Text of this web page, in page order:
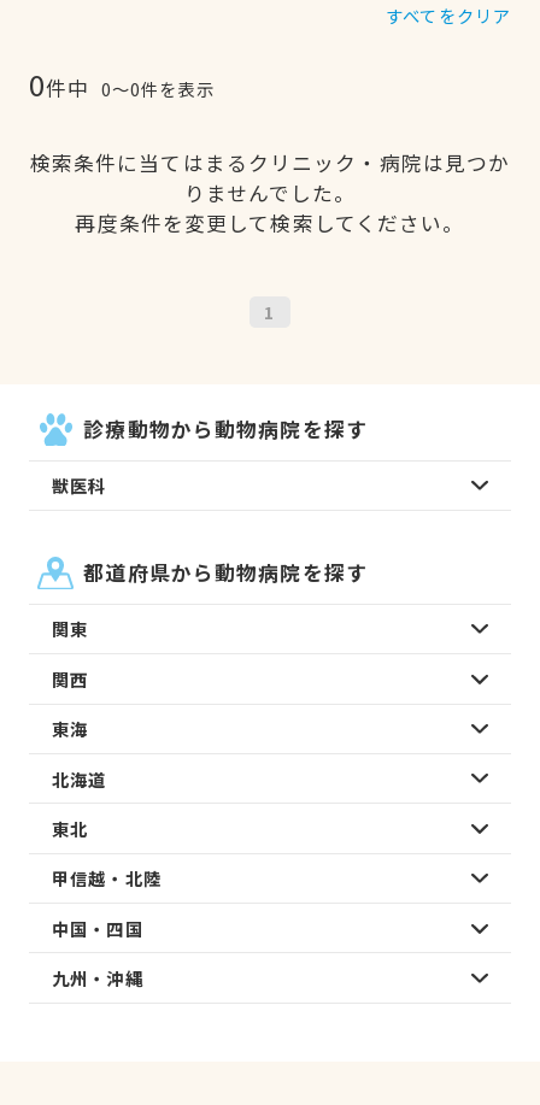
すべてをクリア
0件中 0〜0件を表示
検索条件に当てはまるクリニック・病院は見つか
りませんでした。
再度条件を変更して検索してください。
1
診療動物から動物病院を探す
獣医科
都道府県から動物病院を探す
関東
関西
東海
北海道
東北
甲信越・北陸
中国・四国
九州・沖縄